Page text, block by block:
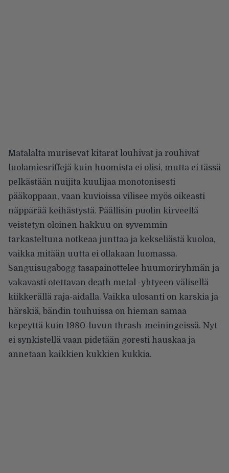
Matalalta murisevat kitarat louhivat ja rouhivat
luolamiesriffejä kuin huomista ei olisi, mutta ei tässä
pelkästään nuijita kuulijaa monotonisesti
pääkoppaan, vaan kuvioissa vilisee myös oikeasti
näppärää keihästystä. Päällisin puolin kirveellä
veistetyn oloinen hakkuu on syvemmin
tarkasteltuna notkeaa junttaa ja kekseliästä kuoloa,
vaikka mitään uutta ei ollakaan luomassa.
Sanguisugabogg tasapainottelee huumoriryhmän ja
vakavasti otettavan death metal -yhtyeen välisellä
kiikkerällä raja-aidalla. Vaikka ulosanti on karskia ja
härskiä, bändin touhuissa on hieman samaa
kepeyttä kuin 1980-luvun thrash-meiningeissä. Nyt
ei synkistellä vaan pidetään goresti hauskaa ja
annetaan kaikkien kukkien kukkia.